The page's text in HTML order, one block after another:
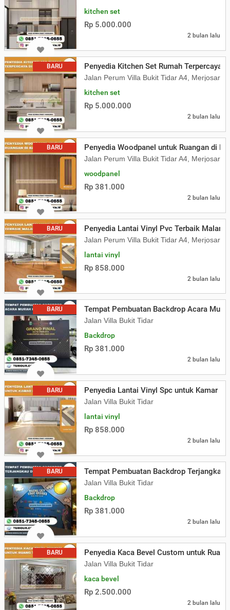
kitchen set
Rp 5.000.000
2 bulan lalu
BARU Penyedia Kitchen Set Rumah Terpercaya
Jalan Perum Villa Bukit Tidar A4, Merjosari,
kitchen set
Rp 5.000.000
2 bulan lalu
BARU Penyedia Woodpanel untuk Ruangan di
Jalan Perum Villa Bukit Tidar A4, Merjosari,
woodpanel
Rp 381.000
2 bulan lalu
BARU Penyedia Lantai Vinyl Pvc Terbaik Malang
Jalan Perum Villa Bukit Tidar A4, Merjosari,
lantai vinyl
Rp 858.000
2 bulan lalu
BARU Tempat Pembuatan Backdrop Acara
Jalan Villa Bukit Tidar
Backdrop
Rp 381.000
2 bulan lalu
BARU Penyedia Lantai Vinyl Spc untuk Kamar
Jalan Villa Bukit Tidar
lantai vinyl
Rp 858.000
2 bulan lalu
BARU Tempat Pembuatan Backdrop Terjangkau
Jalan Villa Bukit Tidar
Backdrop
Rp 381.000
2 bulan lalu
BARU Penyedia Kaca Bevel Custom untuk
Jalan Villa Bukit Tidar
kaca bevel
Rp 2.500.000
2 bulan lalu